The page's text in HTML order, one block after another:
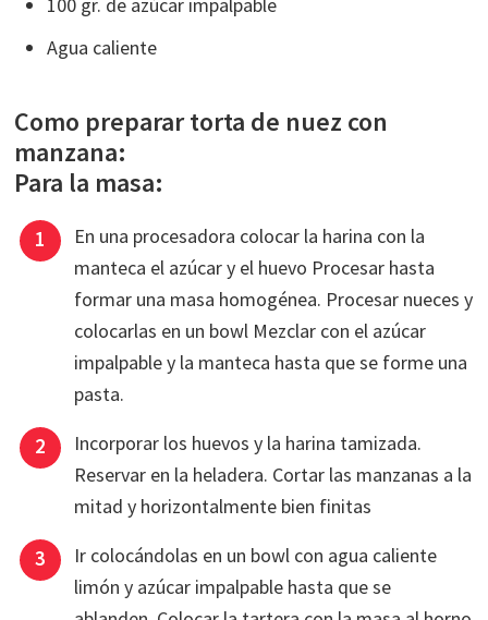
100 gr. de azúcar impalpable
Agua caliente
Como preparar torta de nuez con
manzana:
Para la masa:
En una procesadora colocar la harina con la
manteca el azúcar y el huevo Procesar hasta
formar una masa homogénea. Procesar nueces y
colocarlas en un bowl Mezclar con el azúcar
impalpable y la manteca hasta que se forme una
pasta.
Incorporar los huevos y la harina tamizada.
Reservar en la heladera. Cortar las manzanas a la
mitad y horizontalmente bien finitas
Ir colocándolas en un bowl con agua caliente
limón y azúcar impalpable hasta que se